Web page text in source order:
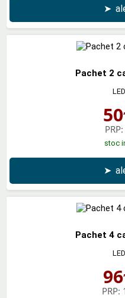
➤
Pachet 2
50
PRP:
stoc
➤
Pachet 4
96
PRP: